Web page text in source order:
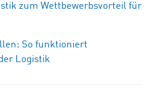
zum Wettbewerbsvorteil für
So funktioniert
Logistik